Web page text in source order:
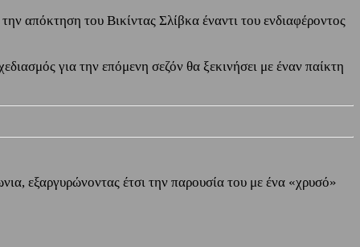
απόκτηση του Βικίντας Σλίβκα έναντι του ενδιαφέροντος
για την επόμενη σεζόν θα ξεκινήσει με έναν παίκτη
εξαργυρώνοντας έτσι την παρουσία του με ένα «χρυσό»